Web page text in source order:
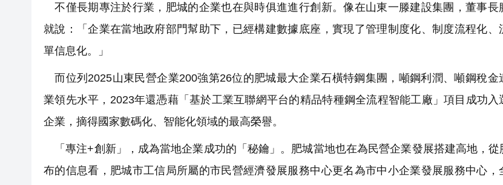
不僅長期專注於行業，肥城的企業也在與時俱進進行創新。像在山東一滕建設集團，董事長
就說：「企業在當地政府部門幫助下，已經構建數據底座，實現了管理制度化、制度流程化、
單信息化。」
而位列2025山東民營企業200強第26位的肥城最大企業石橫特鋼集團，噸鋼利潤、噸鋼稅金
業領先水平，2023年還憑藉「基於工業互聯網平台的精品特種鋼全流程智能工廠」項目成功入
企業，摘得國家數碼化、智能化領域的最高榮譽。
「專注+創新」，成為當地企業成功的「秘鑰」。肥城當地也在為民營企業發展搭建高地，從
布的信息看，肥城市工信局所屬的市民營經濟發展服務中心更名為市中小企業發展服務中心，